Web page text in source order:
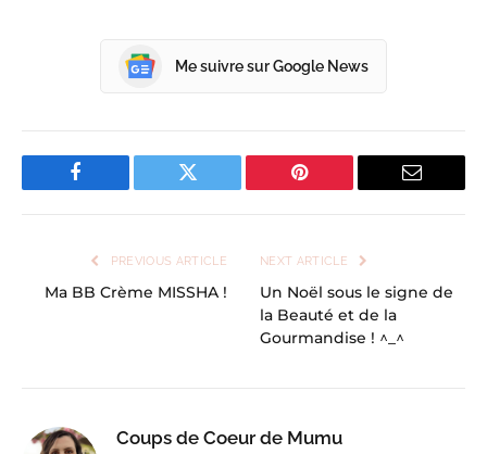
Me suivre sur Google News
Facebook Twitter Pinterest Email
PREVIOUS ARTICLE
Ma BB Crème MISSHA !
NEXT ARTICLE
Un Noël sous le signe de
la Beauté et de la
Gourmandise ! ^_^
Coups de Coeur de Mumu